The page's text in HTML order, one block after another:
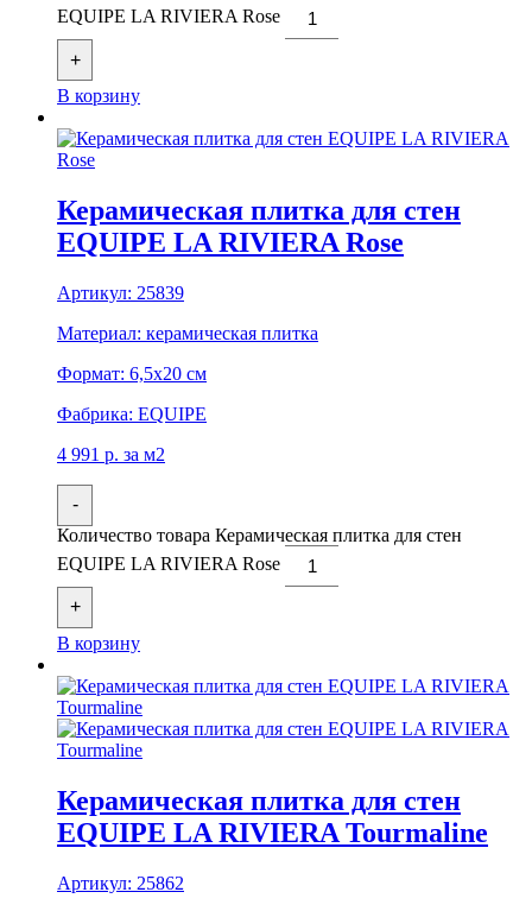
EQUIPE LA RIVIERA Rose
+
В корзину
Керамическая плитка для стен
EQUIPE LA RIVIERA Rose
Артикул: 25839
Материал: керамическая плитка
Формат: 6,5x20 см
Фабрика: EQUIPE
4 991 р. за м2
-
Количество товара Керамическая плитка для стен
EQUIPE LA RIVIERA Rose
+
В корзину
Керамическая плитка для стен
EQUIPE LA RIVIERA Tourmaline
Артикул: 25862